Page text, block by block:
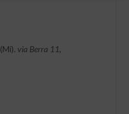
via Berra 11,